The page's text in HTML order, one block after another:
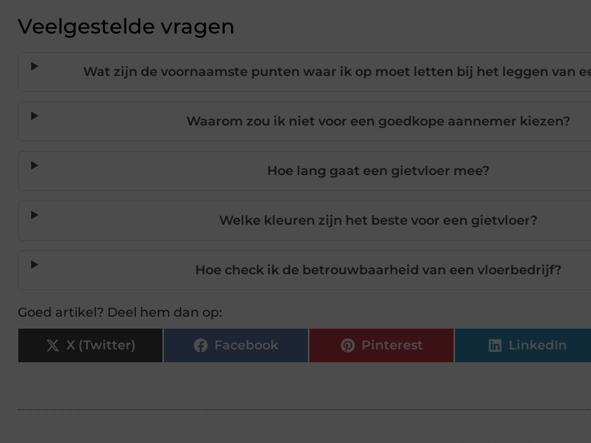
Veelgestelde vragen
Wat zijn de voornaamste punten waar ik op moet letten bij het leggen van
Waarom zou ik niet voor een goedkope aannemer kiezen?
Hoe lang gaat een gietvloer mee?
Welke kleuren zijn het beste voor een gietvloer?
Hoe check ik de betrouwbaarheid van een vloerbedrijf?
Goed artikel? Deel hem dan op:
X (Twitter) Facebook Pinterest LinkedIn